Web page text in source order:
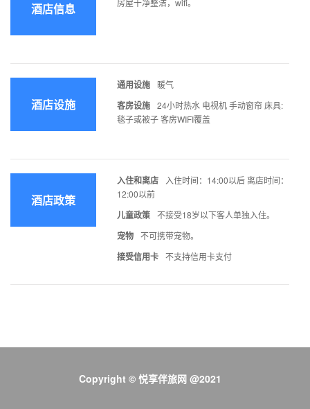
酒店信息
房屋干净整洁，wifi。
酒店设施
通用设施 暖气
客房设施 24小时热水 电视机 手动窗帘 床具:
毯子或被子 客房WIFI覆盖
酒店政策
入住和离店
入住时间：14:00以后 离店时间：
12:00以前
儿童政策 不接受18岁以下客人单独入住。
宠物 不可携带宠物。
接受信用卡 不支持信用卡支付
Copyright © 悦享伴旅网 @2021